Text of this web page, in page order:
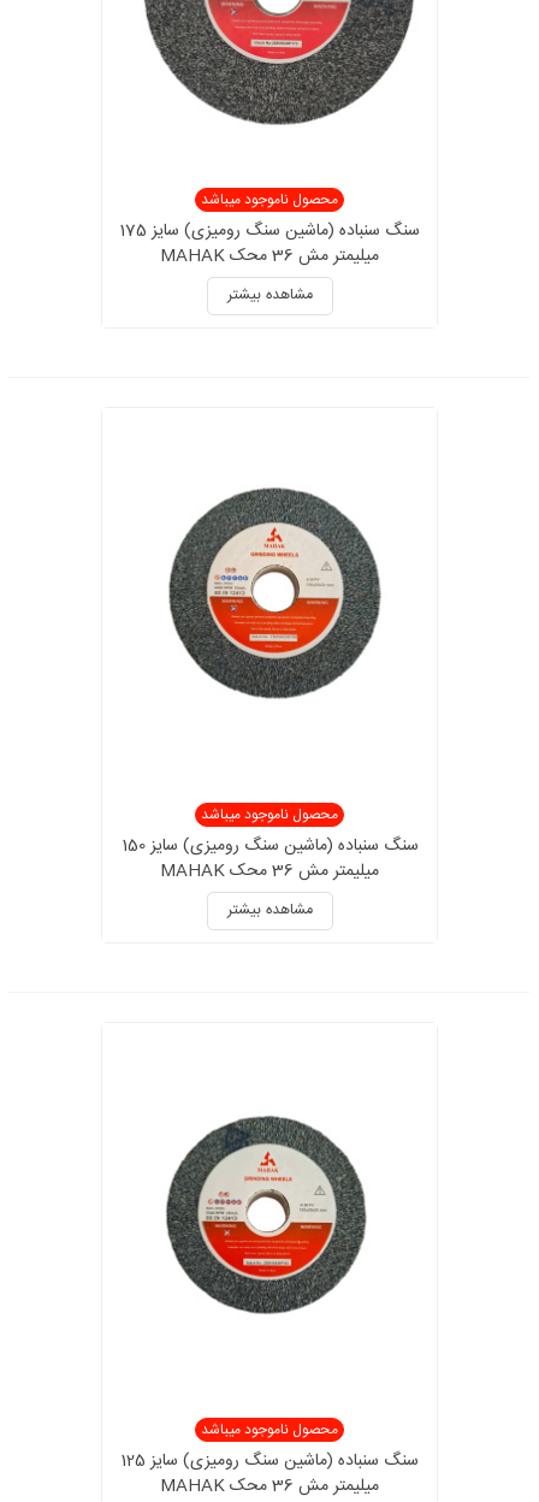
محصول ناموجود میباشد
سنگ سنباده (ماشین سنگ رومیزی) سایز 175
میلیمتر مش 36 محک MAHAK
مشاهده بیشتر
محصول ناموجود میباشد
سنگ سنباده (ماشین سنگ رومیزی) سایز 150
میلیمتر مش 36 محک MAHAK
مشاهده بیشتر
محصول ناموجود میباشد
سنگ سنباده (ماشین سنگ رومیزی) سایز 125
میلیمتر مش 36 محک MAHAK